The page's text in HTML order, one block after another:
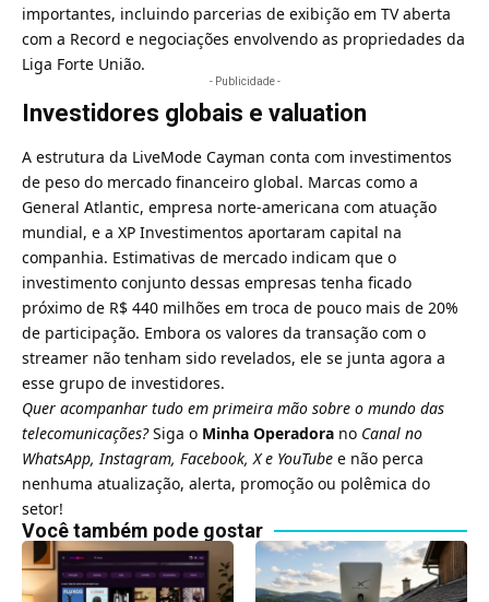
importantes, incluindo parcerias de exibição em TV aberta
com a Record e negociações envolvendo as propriedades da
Liga Forte União.
- Publicidade -
Investidores globais e valuation
A estrutura da LiveMode Cayman conta com investimentos
de peso do mercado financeiro global. Marcas como a
General Atlantic, empresa norte-americana com atuação
mundial, e a XP Investimentos aportaram capital na
companhia. Estimativas de mercado indicam que o
investimento conjunto dessas empresas tenha ficado
próximo de R$ 440 milhões em troca de pouco mais de 20%
de participação. Embora os valores da transação com o
streamer não tenham sido revelados, ele se junta agora a
esse grupo de investidores.
Quer acompanhar tudo em primeira mão sobre o mundo das
telecomunicações?Siga o Minha Operadora no Canal no
WhatsApp,Instagram, Facebook,Xe YouTube e não perca
nenhuma atualização, alerta, promoção ou polêmica do
setor!
Você também pode gostar